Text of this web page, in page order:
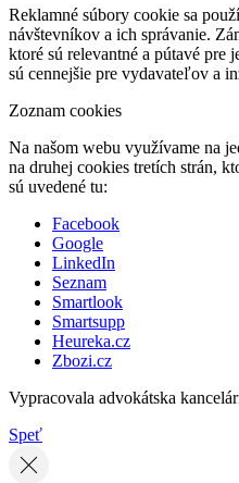
Reklamné súbory cookie sa
návštevníkov a ich správanie.
ktoré sú relevantné a pútavé
sú cennejšie pre vydavateľov a
Zoznam cookies
Na našom webu využívame na
na druhej cookies tretích strán,
sú uvedené tu:
Facebook
Google
LinkedIn
Seznam
Smartlook
Smartsupp
Heureka.cz
Zbozi.cz
Vypracovala advokátska
Speť